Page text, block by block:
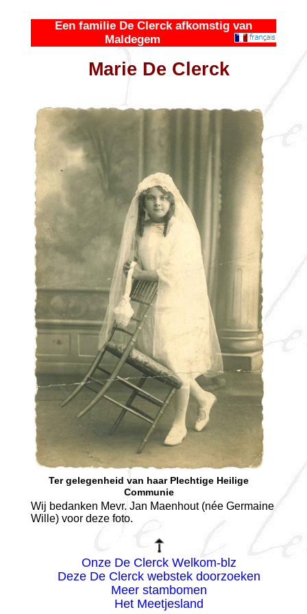
Een familie De Clerck afkomstig van
Maldegem
Marie De Clerck
Ter gelegenheid van haar Plechtige Heilige
Communie
Wij bedanken Mevr. Jan Maenhout (née Germaine
Wille) voor deze foto.
Onze De Clerck Welkom-blz
Deze De Clerck webstek doorzoeken
Meer stambomen
Het Meetjesland